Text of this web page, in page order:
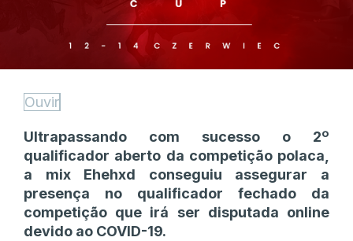
Ouvir
Ultrapassando com sucesso o 2º
qualificador aberto da competição polaca,
a mix Ehehxd conseguiu assegurar a
presença no qualificador fechado da
competição que irá ser disputada online
devido ao COVID-19.